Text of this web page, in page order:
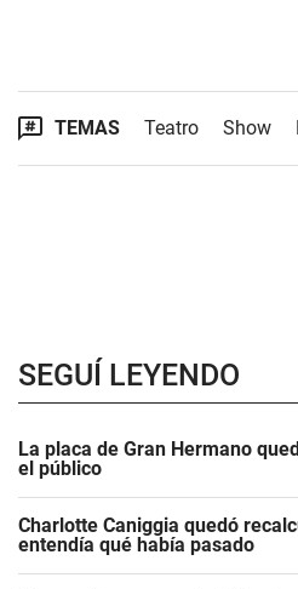
TEMAS Teatro Show
SEGUÍ LEYENDO
La placa de Gran Hermano
el público
Charlotte Caniggia quedó
entendía qué había pasado